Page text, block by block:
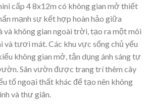
cấp 4 8x12m có không gian mở thiết
mạnh sự kết hợp hoàn hảo giữa
và không gian ngoài trời, tạo ra một môi
tươi mát. Các khu vực sống chủ yếu
không gian mở, tận dụng ánh sáng tự
Sân vườn được trang trí thêm cây
tố ngoại thất khác để tạo nên không
và thư giãn.